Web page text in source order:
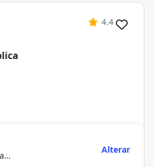
4.4
Especialização (pós-graduação)
Alterar